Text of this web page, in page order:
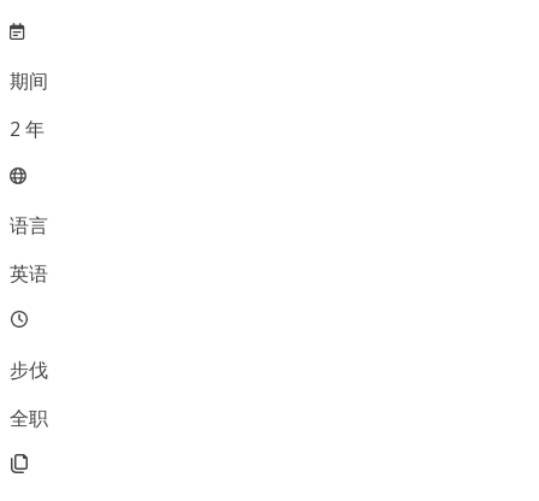
期间
2 年
语言
英语
步伐
全职